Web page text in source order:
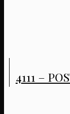
4111 –